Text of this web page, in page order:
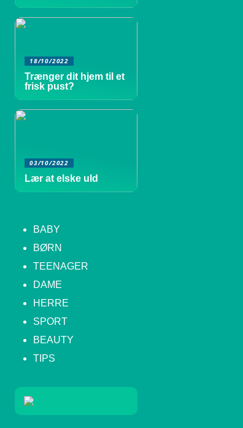
18/10/2022
Trænger dit hjem til et
frisk pust?
03/10/2022
Lær at elske uld
BABY
BØRN
TEENAGER
DAME
HERRE
SPORT
BEAUTY
TIPS